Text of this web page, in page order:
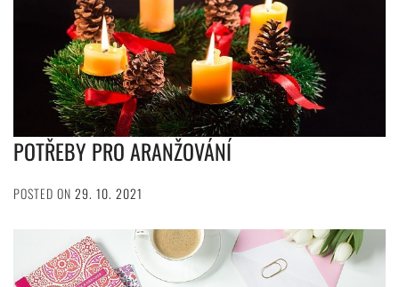
POTŘEBY PRO ARANŽOVÁNÍ
POSTED ON 29. 10. 2021